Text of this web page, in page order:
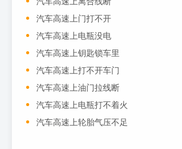
汽车高速上门打不开
汽车高速上电瓶没电
汽车高速上钥匙锁车里
汽车高速上打不开车门
汽车高速上油门拉线断
汽车高速上电瓶打不着火
汽车高速上轮胎气压不足